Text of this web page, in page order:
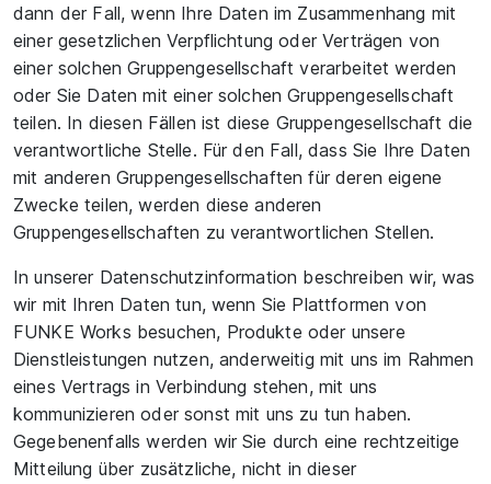
dann der Fall, wenn Ihre Daten im Zusammenhang mit
einer gesetzlichen Verpflichtung oder Verträgen von
einer solchen Gruppengesellschaft verarbeitet werden
oder Sie Daten mit einer solchen Gruppengesellschaft
teilen. In diesen Fällen ist diese Gruppengesellschaft die
verantwortliche Stelle. Für den Fall, dass Sie Ihre Daten
mit anderen Gruppengesellschaften für deren eigene
Zwecke teilen, werden diese anderen
Gruppengesellschaften zu verantwortlichen Stellen.
In unserer Datenschutzinformation beschreiben wir, was
wir mit Ihren Daten tun, wenn Sie Plattformen von
FUNKE Works besuchen, Produkte oder unsere
Dienstleistungen nutzen, anderweitig mit uns im Rahmen
eines Vertrags in Verbindung stehen, mit uns
kommunizieren oder sonst mit uns zu tun haben.
Gegebenenfalls werden wir Sie durch eine rechtzeitige
Mitteilung über zusätzliche, nicht in dieser